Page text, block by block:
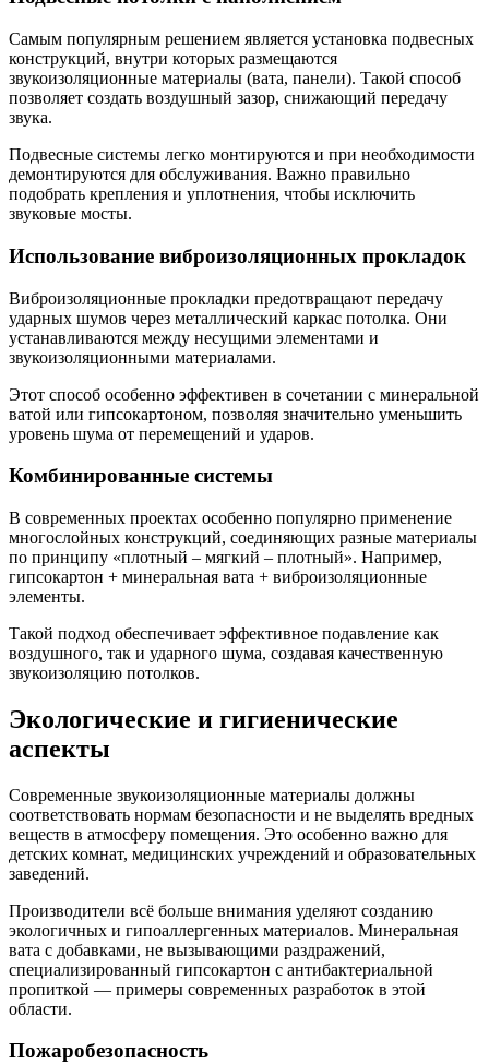
Самым популярным решением является установка подвесных
конструкций, внутри которых размещаются
звукоизоляционные материалы (вата, панели). Такой способ
позволяет создать воздушный зазор, снижающий передачу
звука.
Подвесные системы легко монтируются и при необходимости
демонтируются для обслуживания. Важно правильно
подобрать крепления и уплотнения, чтобы исключить
звуковые мосты.
Использование виброизоляционных прокладок
Виброизоляционные прокладки предотвращают передачу
ударных шумов через металлический каркас потолка. Они
устанавливаются между несущими элементами и
звукоизоляционными материалами.
Этот способ особенно эффективен в сочетании с минеральной
ватой или гипсокартоном, позволяя значительно уменьшить
уровень шума от перемещений и ударов.
Комбинированные системы
В современных проектах особенно популярно применение
многослойных конструкций, соединяющих разные материалы
по принципу «плотный – мягкий – плотный». Например,
гипсокартон + минеральная вата + виброизоляционные
элементы.
Такой подход обеспечивает эффективное подавление как
воздушного, так и ударного шума, создавая качественную
звукоизоляцию потолков.
Экологические и гигиенические
аспекты
Современные звукоизоляционные материалы должны
соответствовать нормам безопасности и не выделять вредных
веществ в атмосферу помещения. Это особенно важно для
детских комнат, медицинских учреждений и образовательных
заведений.
Производители всё больше внимания уделяют созданию
экологичных и гипоаллергенных материалов. Минеральная
вата с добавками, не вызывающими раздражений,
специализированный гипсокартон с антибактериальной
пропиткой — примеры современных разработок в этой
области.
Пожаробезопасность